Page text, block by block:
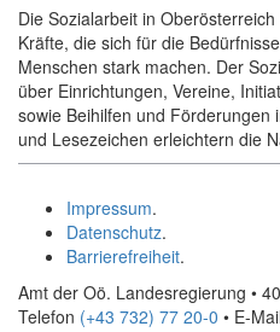
Die Sozialarbeit in
Kräfte, die sich für die
Menschen stark machen. Der
über Einrichtungen, Vereine,
sowie Beihilfen und Förderungen
und Lesezeichen erleichtern die
Impressum.
Datenschutz.
Barrierefreiheit.
Amt der Oö. Landesregierung •
Telefon (+43 732) 77 20-0 • E-Mail